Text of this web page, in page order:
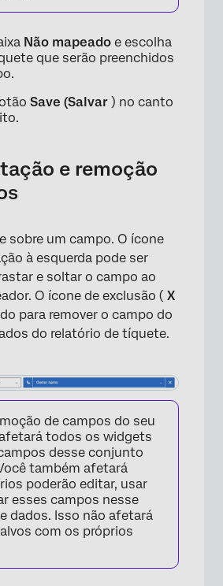
Não mapeado e escolha
que serão preenchidos
Save (Salvar ) no canto
e remoção
sobre um campo. O ícone
à esquerda pode ser
e soltar o campo ao
O ícone de exclusão ( X
para remover o campo do
do relatório de tíquete.
de campos do seu
todos os widgets
desse conjunto
também afetará
poderão editar, usar
esses campos nesse
dados. Isso não afetará
com os próprios